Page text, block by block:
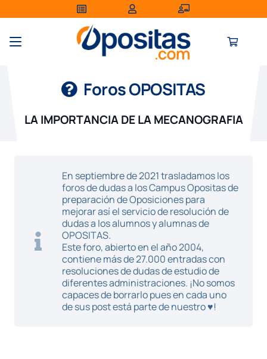
Foros OPOSITAS
LA IMPORTANCIA DE LA MECANOGRAFIA
En septiembre de 2021 trasladamos los
foros de dudas a los Campus Opositas de
preparación de Oposiciones para
mejorar así el servicio de resolución de
dudas a los alumnos y alumnas de
OPOSITAS.
Este foro, abierto en el año 2004,
contiene más de 27.000 entradas con
resoluciones de dudas de estudio de
diferentes administraciones. ¡No somos
capaces de borrarlo pues en cada uno
de sus post está parte de nuestro ♥!